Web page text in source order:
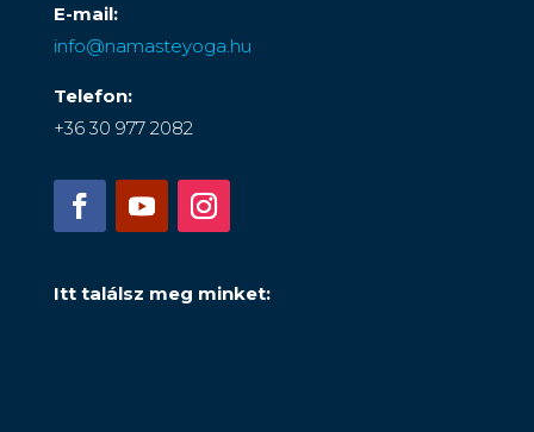
E-mail:
info@namasteyoga.hu
Telefon:
+36 30 977 2082
Itt találsz meg minket: